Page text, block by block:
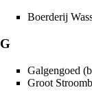
Boerderij
G
Galgengoed
Groot